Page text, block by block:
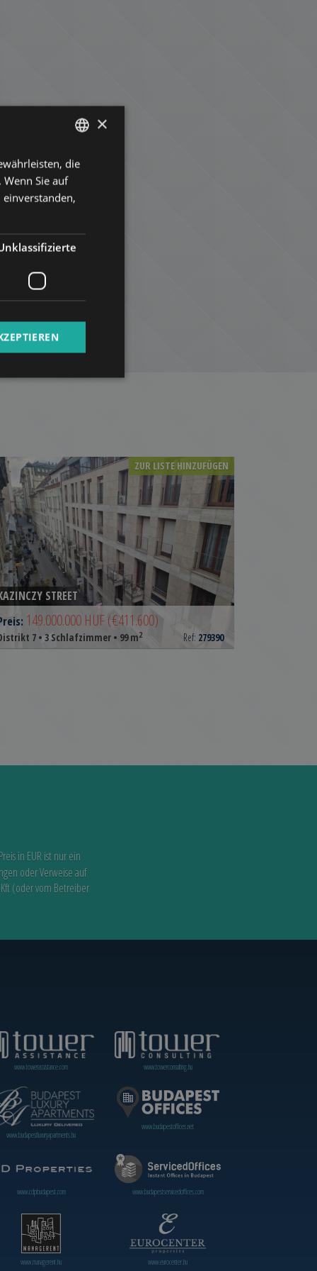
ZUR LISTE HINZUFÜGEN
STREET
149.000.000 HUF(€411.600)
7 • 3 Schlafzimmer • 99 m2 Ref: 279390
in EUR ist nur ein
oder Verweise auf
(oder vom Betreiber
www.towerassistance.com www.towerconsulting.hu
www.budapestluxuryapartments.hu
www.budapestoffices.net
www.cdpbudapest.com www.budapestservicedoffices.com
www.managerent.hu www.eurocenter.hu
ENGLISH
HUNGARIAN
FRENCH
×
die
Sie auf
einverstanden,